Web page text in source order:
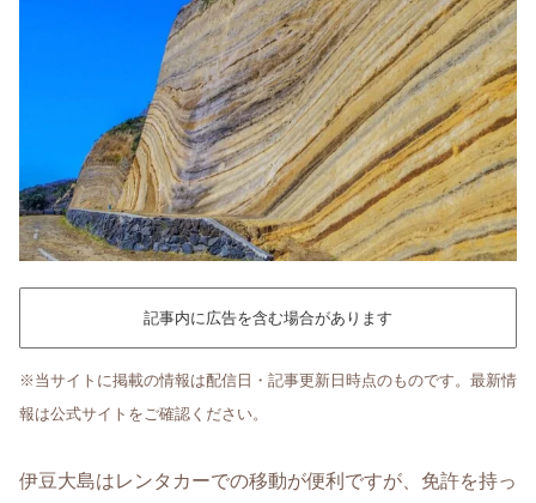
記事内に広告を含む場合があります
※当サイトに掲載の情報は配信日・記事更新日時点のものです。最新情
報は公式サイトをご確認ください。
伊豆大島はレンタカーでの移動が便利ですが、免許を持っ